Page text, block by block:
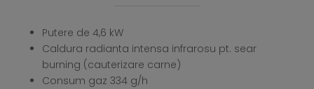
Putere de 4,6 kW
Caldura radianta intensa infrarosu pt. sear
burning (cauterizare carne)
Consum gaz 334 g/h